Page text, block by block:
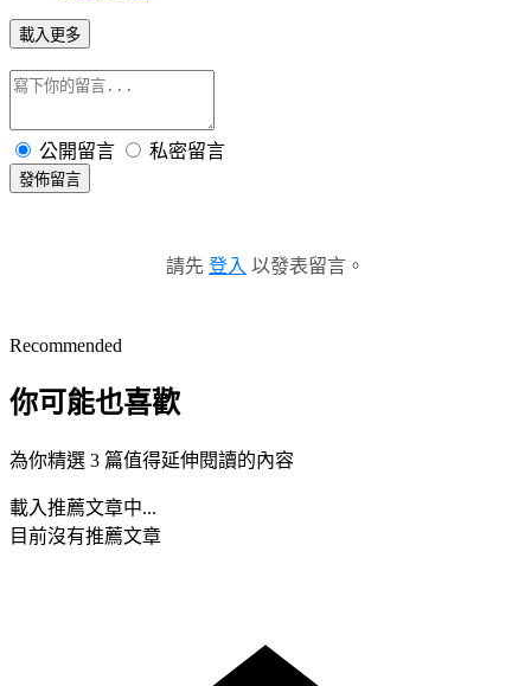
載入更多
公開留言 私密留言
發佈留言
請先 登入 以發表留言。
Recommended
你可能也喜歡
為你精選 3 篇值得延伸閱讀的內容
載入推薦文章中...
目前沒有推薦文章